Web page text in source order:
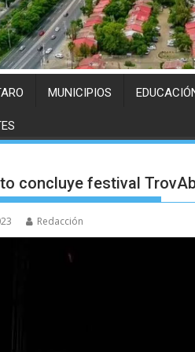
MUNICIPIOS
concluye festival
Redacción